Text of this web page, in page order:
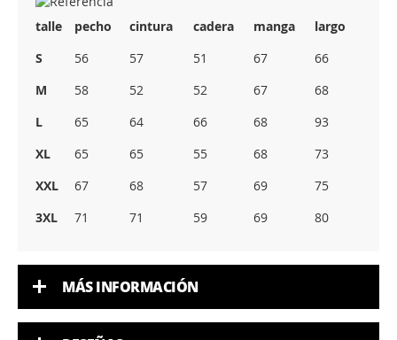
talle pecho cintura cadera manga
largo
S
56 57 51 67
66
M
58 52 52 67
68
L
65 64 66 68
93
XL
65 65 55 68
73
XXL
67 68 57 69
75
3XL
71 71 59 69 80
MÁS INFORMACIÓN